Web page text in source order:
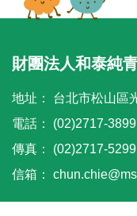
財團法人和泰純
地址：
台北市松山區
電話：
(02)2717-3899
傳真：
(02)2717-5299
信箱：